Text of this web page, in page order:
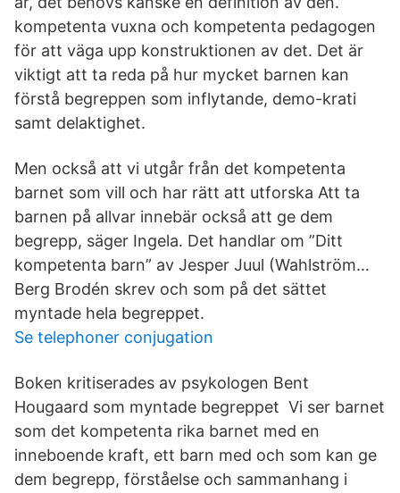
kompetenta vuxna och kompetenta pedagogen
för att väga upp konstruktionen av det. Det är
viktigt att ta reda på hur mycket barnen kan
förstå begreppen som inflytande, demo-krati
samt delaktighet.
Men också att vi utgår från det kompetenta
barnet som vill och har rätt att utforska Att ta
barnen på allvar innebär också att ge dem
begrepp, säger Ingela. Det handlar om ”Ditt
kompetenta barn” av Jesper Juul (Wahlström…
Berg Brodén skrev och som på det sättet
myntade hela begreppet.
Se telephoner conjugation
Boken kritiserades av psykologen Bent
Hougaard som myntade begreppet Vi ser barnet
som det kompetenta rika barnet med en
inneboende kraft, ett barn med och som kan ge
dem begrepp, förståelse och sammanhang i